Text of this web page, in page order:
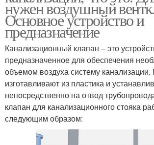
нужен воздушный
Основное устройство и
предназначение
Канализационный клапан – это
предназначенное для обеспечения
объемом воздуха систему
изготавливают из пластика и
непосредственно на отвод
клапан для канализационного стояка
следующим образом: